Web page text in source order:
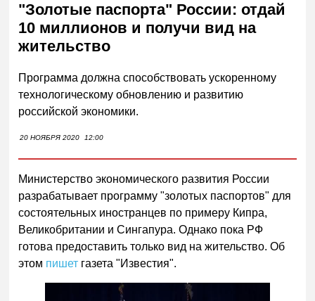
"Золотые паспорта" России: отдай
10 миллионов и получи вид на
жительство
Программа должна способствовать ускоренному
технологическому обновлению и развитию
российской экономики.
20 НОЯБРЯ 2020 12:00
Министерство экономического развития России
разрабатывает программу "золотых паспортов" для
состоятельных иностранцев по примеру Кипра,
Великобритании и Сингапура. Однако пока РФ
готова предоставить только вид на жительство. Об
этом пишет газета "Известия".